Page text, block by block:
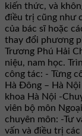
kiến thức, và
điều trị cũng như
của bác sĩ hoặc
thay đổi phương
Trương Phú Hải
niệu, nam học.
công tác: - Từng
Hà Đông – Hà
khoa Hà Nội -
viên bộ môn
chuyên môn: -Tư
vấn và điều trị